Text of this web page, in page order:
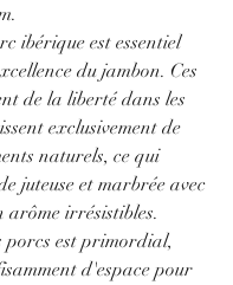
ibérique est essentiel
du jambon. Ces
de la liberté dans les
exclusivement de
naturels, ce qui
juteuse et marbrée avec
arôme irrésistibles.
porcs est primordial,
d'espace pour